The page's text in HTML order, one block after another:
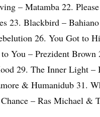
– Matamba 22.
23. Blackbird –
26. You Got to
You – Prezident
29. The Inner Light –
& Humanidub 31.
– Ras Michael &